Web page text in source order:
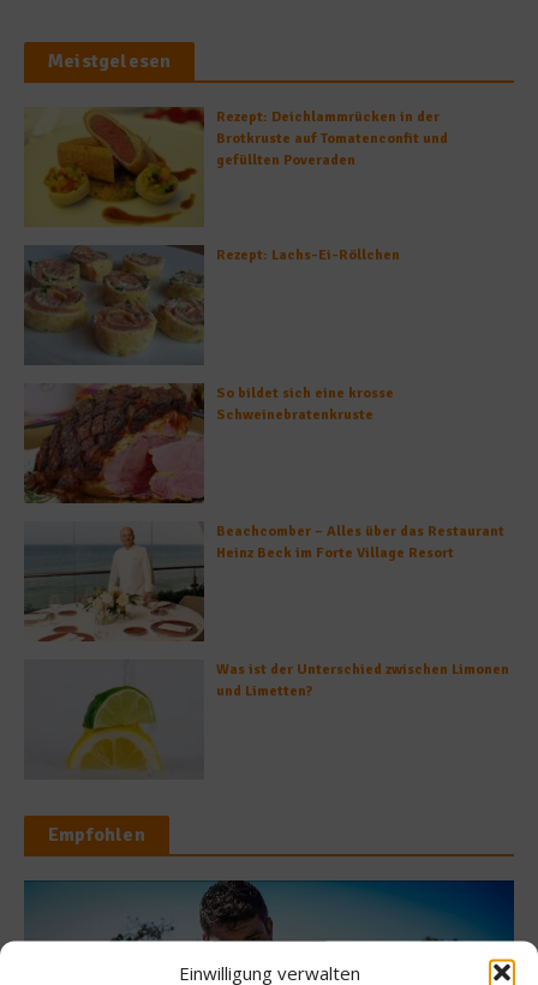
Einwilligung verwalten
Meistgelesen
Rezept: Deichlammrücken in der
Brotkruste auf Tomatenconfit und
gefüllten Poveraden
Rezept: Lachs-Ei-Röllchen
So bildet sich eine krosse
Schweinebratenkruste
Beachcomber – Alles über das Restaurant
Heinz Beck im Forte Village Resort
Was ist der Unterschied zwischen Limonen
und Limetten?
Empfohlen
Stoppt die